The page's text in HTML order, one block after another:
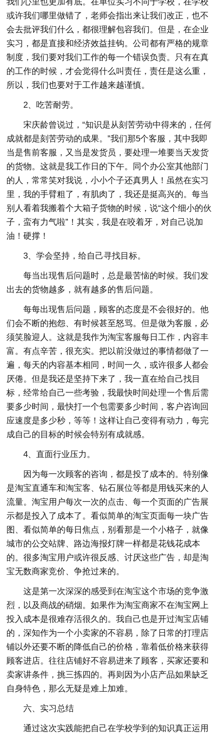
或许我们哪里做错了，老师会指出来让我们改正，也不
会去批评我们什么，都很理解包容我们。但是，在企业
实习，都是直接和经济效益挂钩。公司都有严格的规章
制度，我们要对我们工作的每一个错误负责。只有在真
的工作的时候，才会觉得什么叫责任，责任是这么重，
所以，我们也要对于工作越来越谨慎。
2、吃苦耐劳。
宋庆龄曾说过，“知识是从刻苦劳动中得来的，任何
成就都是刻苦劳动的成果。”我们那5个客服，其中我即
当是售前客服，又当是发货员，要处理一堆要当天发货
的货物。这就是我工作日的下午。同个办公室其他部门
的人，常常笑对我说，小小个子还真男人！虽然在实习
里，我的手臂粗了，有肌肉了，我还是挺高兴的。每当
别人看着我搬着个大箱子货物的时候，说“这个细小的伙
子，蛮有力气啦”！其实，我是在咬着牙，对自己说加
油！硬撑！
3、学会坚持，给自己寻找目标。
每当出现售后问题时，总是最苦恼的时候。我们发
出去的货物越多，就有越多的售后问题。
每每出现售后问题，顾客的态度是不会很好的。他
们会不断的抱怨、有时候甚至怒骂。但是做为客服，必
须笑脸迎人。这就是我作为淘宝客服每日工作，内容丰
富。有点辛苦，很充实。把以前没做过的事情都做了一
遍，每天的内容基本相同，时间一久，或许很多人都会
厌倦。但是我还是坚持下来了，我一直在给自己找目
标，经常给自己一些考验，我最快时间处理一个售后需
要多少时间，最快打一个包需要多少时间，客户咨询回
应速度是多少秒，等等！这样让自己变得有动力，每完
成自己的目标的时候会特别有成就感。
4、直面行业压力。
因为每一次顾客的咨询，都是投了成本的。特别像
是淘宝直通车和淘宝客、钻石展位等都是用钱买来的人
流量。淘宝用户每次一次的点击、每一个页面的广告展
示都是投入了成本了。看似简单的淘宝页面每一块广告
图、看似简单的每日焦点，别看那是一个小格子，就像
城市的公交站牌、路边海报灯牌一样都是花钱花成本
的。很多淘宝用户或许很反感、讨厌这些广告，却是淘
宝无数商家竞价、争抢过来的。
这是第一次深深的感受到在淘宝这个市场的竞争激
烈，以及商战的硝烟。如果作为淘宝商家不在淘宝网上
投入成本是很难存活很久的。我自己也是开过淘宝店铺
的，深知作为一个小卖家的不容易，除了日常的打理店
铺以外还要不断的降低自己的价格，靠着低价格来获得
顾客进店。往往店铺好不容易进来了顾客，买家还要和
卖家讲条件，挑三拣四的。再则因为小店产品如果缺乏
自身特色，那么无疑是难上加难。
六、实习总结
通过这次实践能把自己在学校学到的知识真正运用